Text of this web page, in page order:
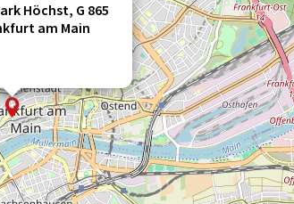
Höchst, G 865
am Main